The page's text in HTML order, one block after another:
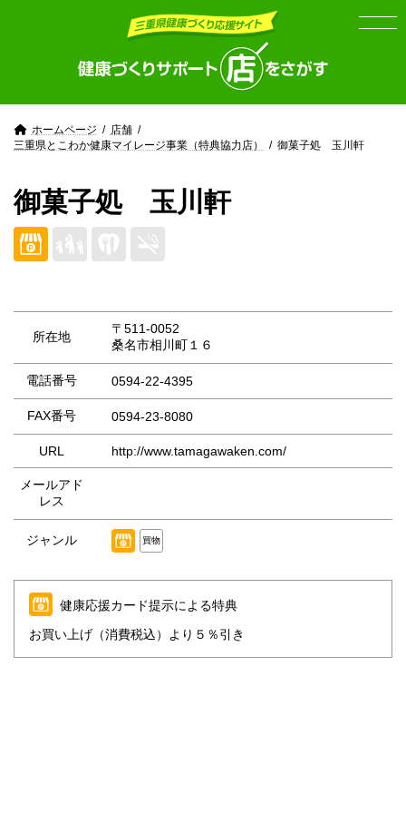
ホームページ
店舗
三重県とこわか健康マイレージ事業（特典協力店）
御菓子処 玉川軒
御菓子処 玉川軒
所在地
〒511-0052
桑名市相川町１６
電話番号 0594-22-4395
FAX番号 0594-23-8080
URL http://www.tamagawaken.com/
メールアド
レス
ジャンル 買物
健康応援カード提示による特典
お買い上げ（消費税込）より５％引き